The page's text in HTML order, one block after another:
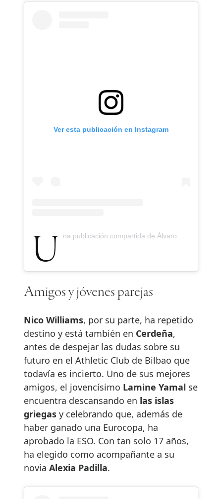
Ver esta publicación en Instagram
Una publicación compartida de Álvaro Morata (@alvaromorata)
Amigos y jóvenes parejas
Nico Williams, por su parte, ha repetido
destino y está también en Cerdeña,
antes de despejar las dudas sobre su
futuro en el Athletic Club de Bilbao que
todavía es incierto. Uno de sus mejores
amigos, el jovencísimo Lamine Yamal se
encuentra descansando en las islas
griegas y celebrando que, además de
haber ganado una Eurocopa, ha
aprobado la ESO. Con tan solo 17 años,
ha elegido como acompañante a su
novia Alexia Padilla.